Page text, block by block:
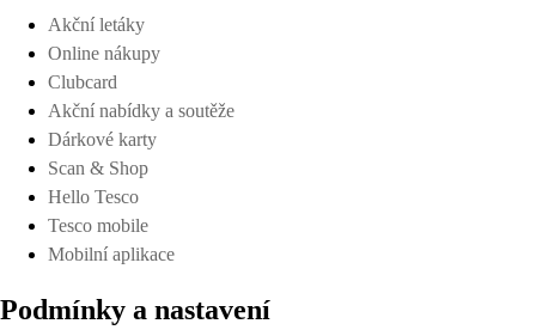
Akční letáky
Online nákupy
Clubcard
Akční nabídky a soutěže
Dárkové karty
Scan & Shop
Hello Tesco
Tesco mobile
Mobilní aplikace
Podmínky a nastavení